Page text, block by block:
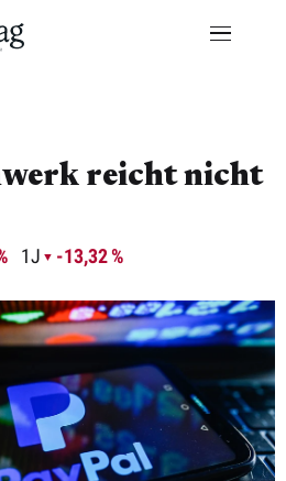
reicht nicht
1J -13,32 %